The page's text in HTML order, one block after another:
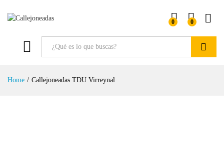
0 0
Home / Callejoneadas TDU Virreynal